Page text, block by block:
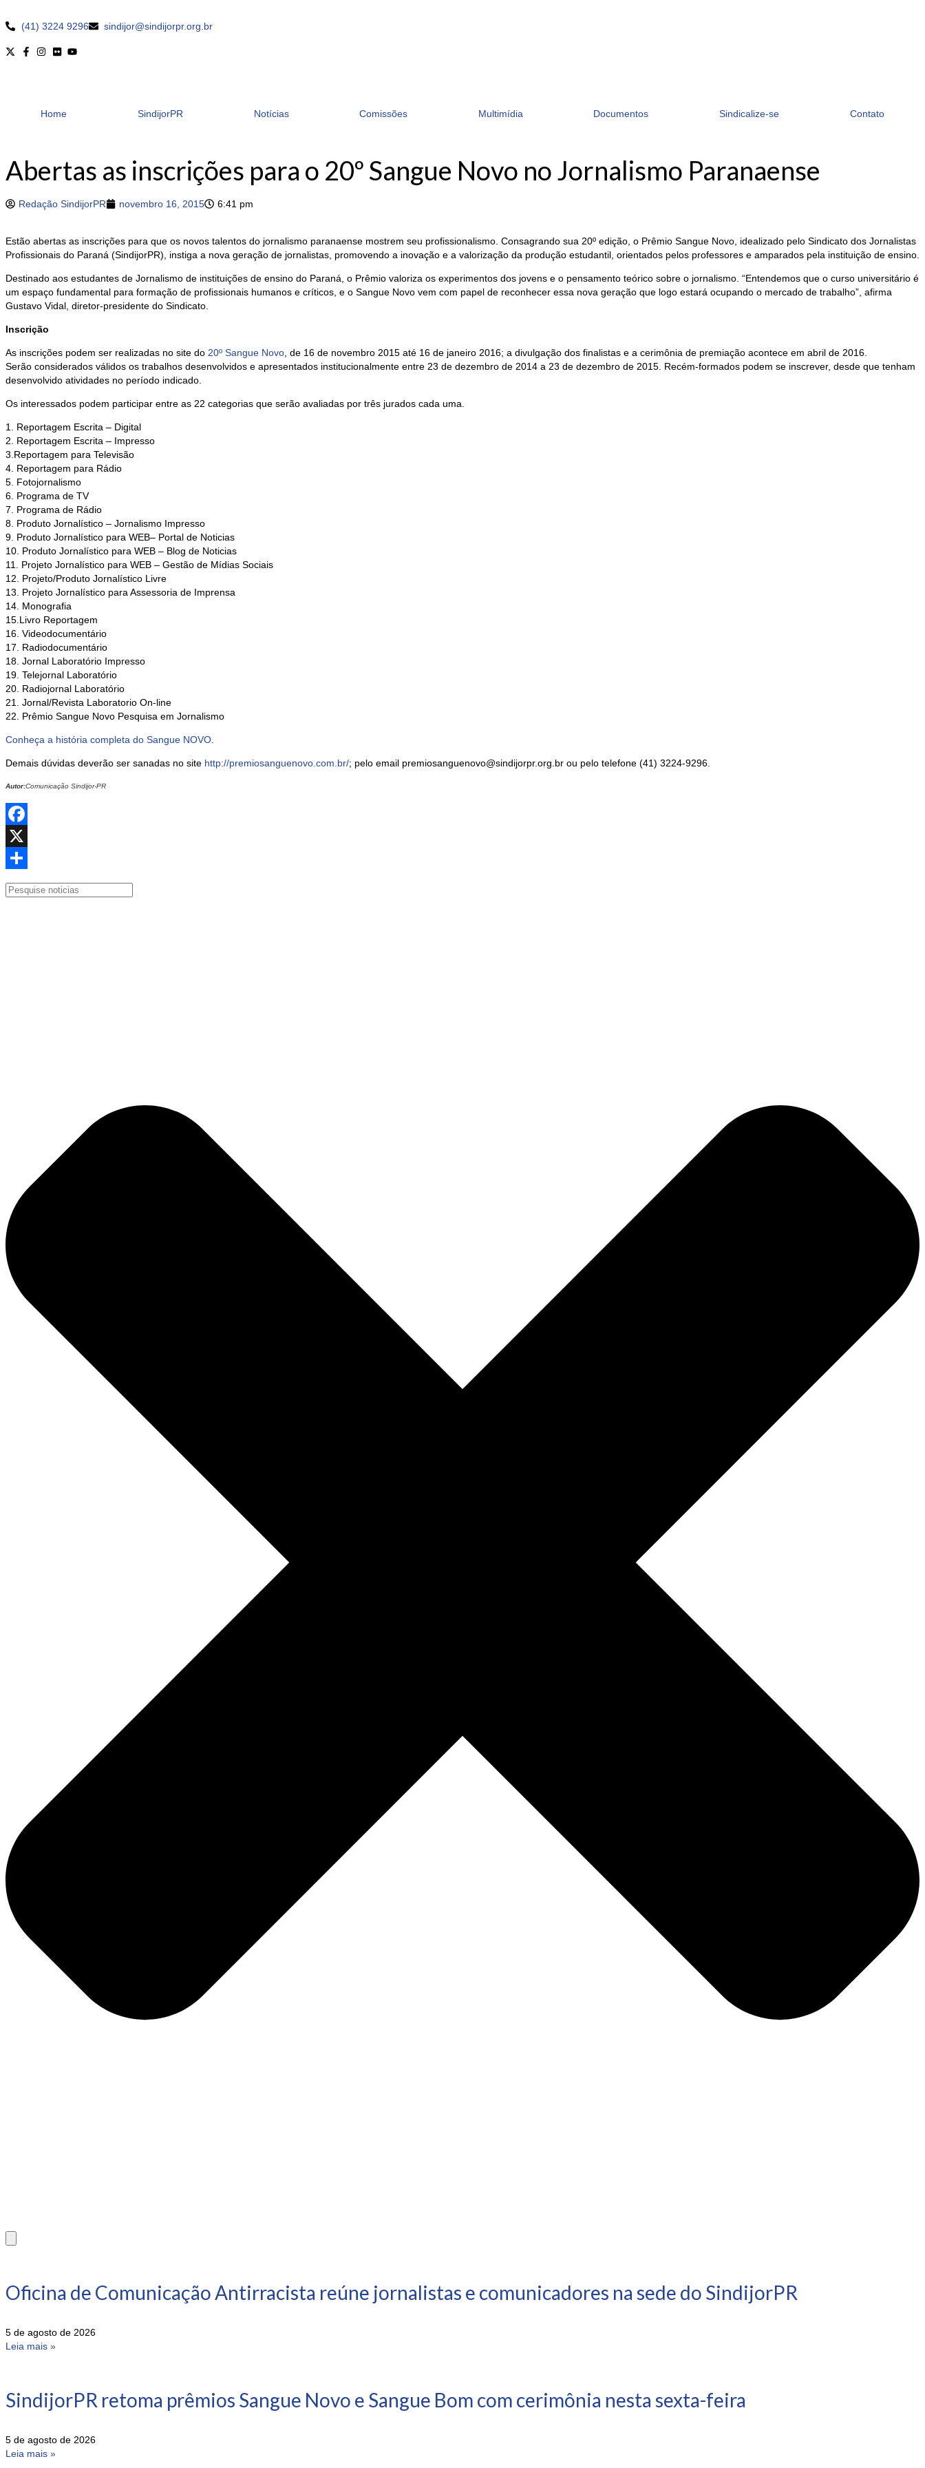
(41) 3224 9296 sindijor@sindijorpr.org.br
Home SindijorPR Notícias Comissões Multimídia Documentos Sindicalize-se Contato
Abertas as inscrições para o 20º Sangue Novo no Jornalismo Paranaense
Redação SindijorPR novembro 16, 2015 6:41 pm
Estão abertas as inscrições para que os novos talentos do jornalismo paranaense mostrem seu profissionalismo. Consagrando sua 20º edição, o Prêmio Sangue Novo, idealizado pelo Sindicato dos Jornalistas
Profissionais do Paraná (SindijorPR), instiga a nova geração de jornalistas, promovendo a inovação e a valorização da produção estudantil, orientados pelos professores e amparados pela instituição de ensino.
Destinado aos estudantes de Jornalismo de instituições de ensino do Paraná, o Prêmio valoriza os experimentos dos jovens e o pensamento teórico sobre o jornalismo. “Entendemos que o curso universitário é
um espaço fundamental para formação de profissionais humanos e críticos, e o Sangue Novo vem com papel de reconhecer essa nova geração que logo estará ocupando o mercado de trabalho”, afirma
Gustavo Vidal, diretor-presidente do Sindicato.
Inscrição
As inscrições podem ser realizadas no site do 20º Sangue Novo , de 16 de novembro 2015 até 16 de janeiro 2016; a divulgação dos finalistas e a cerimônia de premiação acontece em abril de 2016.
Serão considerados válidos os trabalhos desenvolvidos e apresentados institucionalmente entre 23 de dezembro de 2014 a 23 de dezembro de 2015. Recém-formados podem se inscrever, desde que tenham
desenvolvido atividades no período indicado.
Os interessados podem participar entre as 22 categorias que serão avaliadas por três jurados cada uma.
1. Reportagem Escrita – Digital
2. Reportagem Escrita – Impresso
3.Reportagem para Televisão
4. Reportagem para Rádio
5. Fotojornalismo
6. Programa de TV
7. Programa de Rádio
8. Produto Jornalístico – Jornalismo Impresso
9. Produto Jornalístico para WEB– Portal de Noticias
10. Produto Jornalístico para WEB – Blog de Noticias
11. Projeto Jornalístico para WEB – Gestão de Mídias Sociais
12. Projeto/Produto Jornalístico Livre
13. Projeto Jornalístico para Assessoria de Imprensa
14. Monografia
15.Livro Reportagem
16. Videodocumentário
17. Radiodocumentário
18. Jornal Laboratório Impresso
19. Telejornal Laboratório
20. Radiojornal Laboratório
21. Jornal/Revista Laboratorio On-line
22. Prêmio Sangue Novo Pesquisa em Jornalismo
Conheça a história completa do Sangue NOVO
Demais dúvidas deverão ser sanadas no site http://premiosanguenovo.com.br/; pelo email premiosanguenovo@sindijorpr.org.br ou pelo telefone (41) 3224-9296.
Autor:Comunicação Sindijor-PR
Facebook
X
Oficina de Comunicação Antirracista reúne jornalistas e comunicadores na sede do SindijorPR
5 de agosto de 2026
Leia mais »
SindijorPR retoma prêmios Sangue Novo e Sangue Bom com cerimônia nesta sexta-feira
5 de agosto de 2026
Leia mais »